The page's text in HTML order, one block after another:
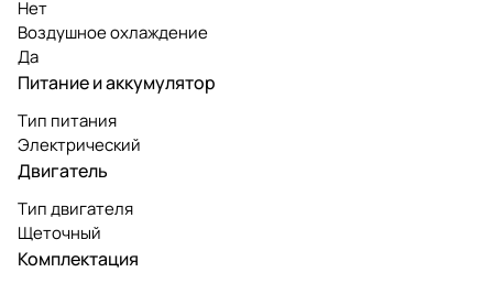
Нет
Воздушное охлаждение
Да
Питание и аккумулятор
Тип питания
Электрический
Двигатель
Тип двигателя
Щеточный
Комплектация